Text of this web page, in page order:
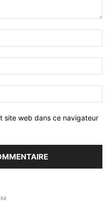
site web dans ce navigateur